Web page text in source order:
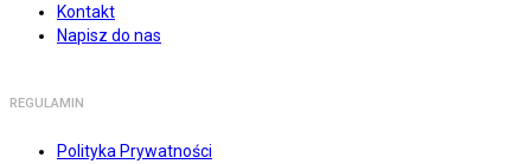
Kontakt
Napisz do nas
REGULAMIN
Polityka Prywatności